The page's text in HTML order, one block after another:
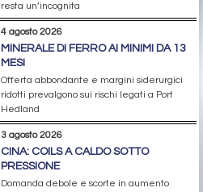
resta un’incognita
4 agosto 2026
MINERALE DI FERRO AI MINIMI DA 13
MESI
Offerta abbondante e margini siderurgici
ridotti prevalgono sui rischi legati a Port
Hedland
3 agosto 2026
CINA: COILS A CALDO SOTTO
PRESSIONE
Domanda debole e scorte in aumento